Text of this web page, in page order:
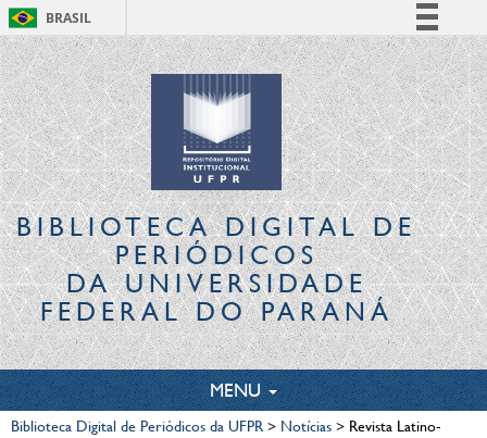
BRASIL
Simplifique!
Comunica BR
Participe
Acesso à informação
Legislação
Canais
BIBLIOTECA DIGITALDE
PERIÓDICOS
DA UNIVERSIDADE
FEDERAL DO PARANÁ
TOGGLE
NAVIGATION
MENU
Biblioteca Digital de Periódicos da UFPR> Notícias> Revista Latino-